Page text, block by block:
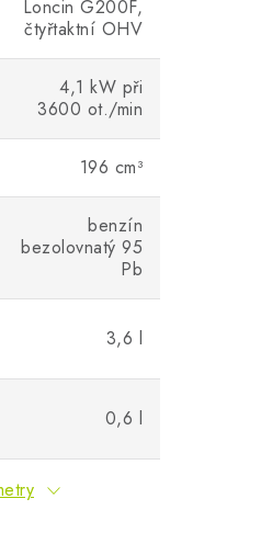
Loncin G200F,
čtyřtaktní OHV
4,1 kW při
3600 ot./min
196 cm³
benzín
bezolovnatý 95
Pb
3,6 l
0,6 l